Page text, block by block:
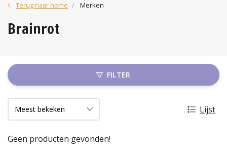
Terug naar home Merken
Brainrot
FILTER
Lijst
Geen producten gevonden!